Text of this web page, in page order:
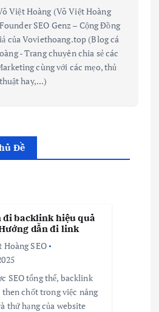
Việt Hoàng (Võ Việt Hoàng
SEO Genz – Cộng Đồng
của Voviethoang.top (Blog cá
- Trang chuyên chia sẻ các
cùng với các mẹo, thủ
thuật hay,...)
Đề
đi backlink hiệu quả
dẫn đi link
Hoàng SEO
SEO tổng thể, backlink
chốt trong việc nâng
thứ hạng của website